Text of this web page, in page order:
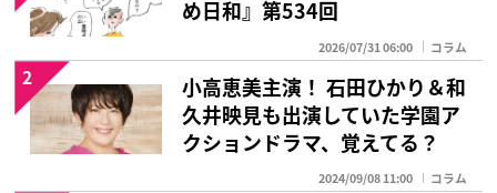
め日和』第534回
2026/07/31 06:00 コラム
小高恵美主演！ 石田ひかり＆和
久井映見も出演していた学園ア
クションドラマ、覚えてる？
2024/09/08 11:00 コラム
2